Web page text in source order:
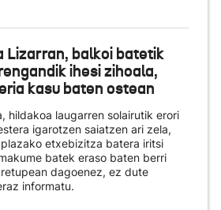
Lizarran, balkoi batetik
ihesi zihoala,
kasu baten ostean
hildakoa laugarren solairutik erori
igarotzen saiatzen ari zela,
etxebizitza batera iritsi
batek eraso baten berri
dagoenez, ez dute
informatu.